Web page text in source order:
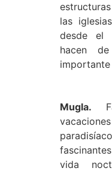
las
desde el
hacen
Mugla.
vida